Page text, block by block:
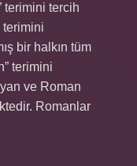
terimini tercih
terimini
bir halkın tüm
terimini
ve Roman
Romanlar